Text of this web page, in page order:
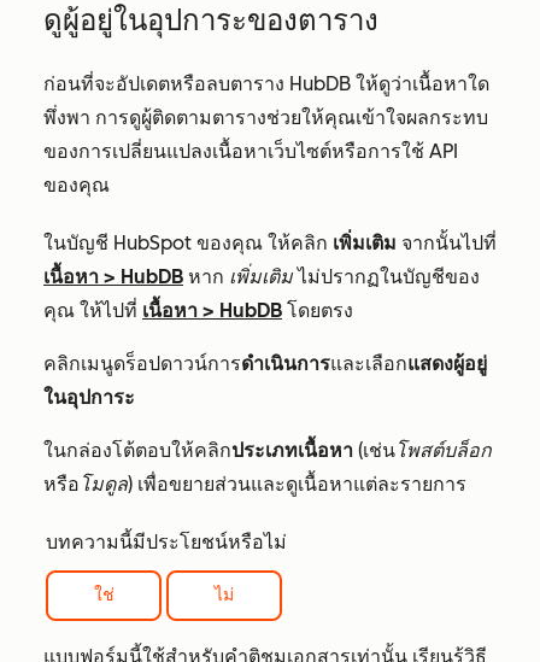
ดูผู้อยู่ในอุปการะของตาราง
ก่อนที่จะอัปเดตหรือลบตาราง HubDB ให้ดูว่าเนื้อหาใด
พึ่งพา การดูผู้ติดตามตารางช่วยให้คุณเข้าใจผลกระทบ
ของการเปลี่ยนแปลงเนื้อหาเว็บไซต์หรือการใช้ API
ของคุณ
ในบัญชี HubSpot ของคุณ ให้คลิก เพิ่มเติม จากนั้นไปที่
เนื้อหา > HubDB หาก เพิ่มเติมไม่ปรากฏในบัญชีของ
คุณ ให้ไปที่ เนื้อหา > HubDB โดยตรง
คลิกเมนูดร็อปดาวน์การดำเนินการและเลือกแสดงผู้อยู่
ในอุปการะ
ในกล่องโต้ตอบให้คลิกประเภทเนื้อหา (เช่นโพสต์บล็อก
หรือ โมดูล) เพื่อขยายส่วนและดูเนื้อหาแต่ละรายการ
บทความนี้มีประโยชน์หรือไม่
ใช่ ไม่
แบบฟอร์มนี้ใช้สำหรับคำติชมเอกสารเท่านั้น เรียนรู้วิธี